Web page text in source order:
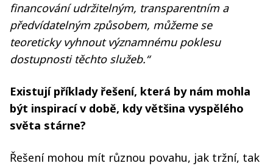
financování udržitelným, transparentním a
předvídatelným způsobem, můžeme se
teoreticky vyhnout významnému poklesu
dostupnosti těchto služeb.“
Existují příklady řešení, která by nám mohla
být inspirací v době, kdy většina vyspělého
světa stárne?
Řešení mohou mít různou povahu, jak tržní, tak